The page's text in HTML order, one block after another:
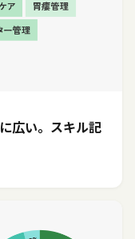
広い。スキル記